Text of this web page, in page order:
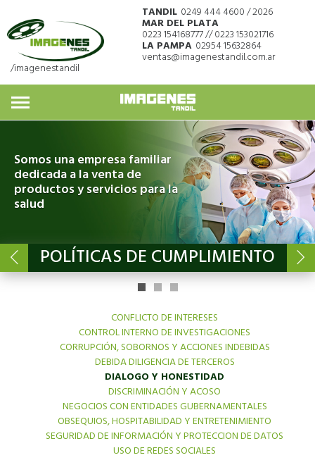
TANDIL 0249 444 4600 / 2026
MAR DEL PLATA
0223 154168777 // 0223 153021716
LA PAMPA 02954 15632864
ventas@imagenestandil.com.ar
/imagenestandil
Somos una empresa familiar
dedicada a la venta de
productos y servicios para la
salud
POLÍTICAS DE CUMPLIMIENTO
CONFLICTO DE INTERESES
CONTROL INTERNO DE INVESTIGACIONES
CORRUPCIÓN, SOBORNOS Y ACCIONES INDEBIDAS
DEBIDA DILIGENCIA DE TERCEROS
DIALOGO Y HONESTIDAD
DISCRIMINACIÓN Y ACOSO
NEGOCIOS CON ENTIDADES GUBERNAMENTALES
OBSEQUIOS, HOSPITABILIDAD Y ENTRETENIMIENTO
SEGURIDAD DE INFORMACIÓN Y PROTECCION DE DATOS
USO DE REDES SOCIALES